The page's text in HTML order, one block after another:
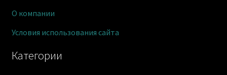
Категории
О компании
Условия использования сайта